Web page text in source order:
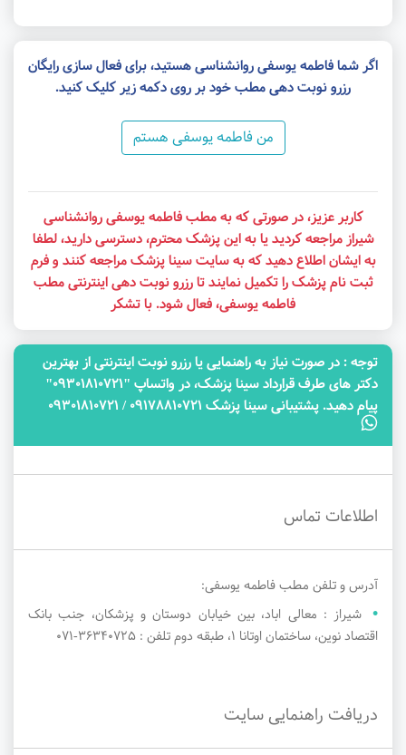
اگر شما فاطمه یوسفی روانشناسی هستید، برای فعال سازی رایگان
رزرو نوبت دهی مطب خود بر روی دکمه زیر کلیک کنید.
من فاطمه یوسفی هستم
کاربر عزیز، در صورتی که به مطب فاطمه یوسفی روانشناسی
شیراز مراجعه کردید یا به این پزشک محترم، دسترسی دارید، لطفا
به ایشان اطلاع دهید که به سایت سینا پزشک مراجعه کنند و فرم
ثبت نام پزشک را تکمیل نمایند تا رزرو نوبت دهی اینترنتی مطب
فاطمه یوسفی، فعال شود. با تشکر
توجه‌ : در صورت نیاز به راهنمایی یا رزرو نوبت اینترنتی از بهترین
دکتر های طرف قرارداد سینا پزشک، در واتساپ "09301810721"
پیام دهید. پشتیبانی سینا پزشک 09178810721 / 09301810721
اطلاعات تماس
آدرس و تلفن مطب فاطمه یوسفی:
شیراز : معالی اباد، بین خیابان دوستان و پزشکان، جنب بانک
اقتصاد نوین، ساختمان اوتانا ۱، طبقه دوم تلفن : ۳۶۳۴۰۷۲۵-071
دریافت راهنمایی سایت